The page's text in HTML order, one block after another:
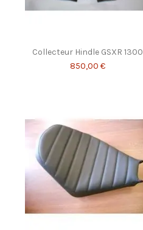
Collecteur Hindle GSXR 1300
850,00 €